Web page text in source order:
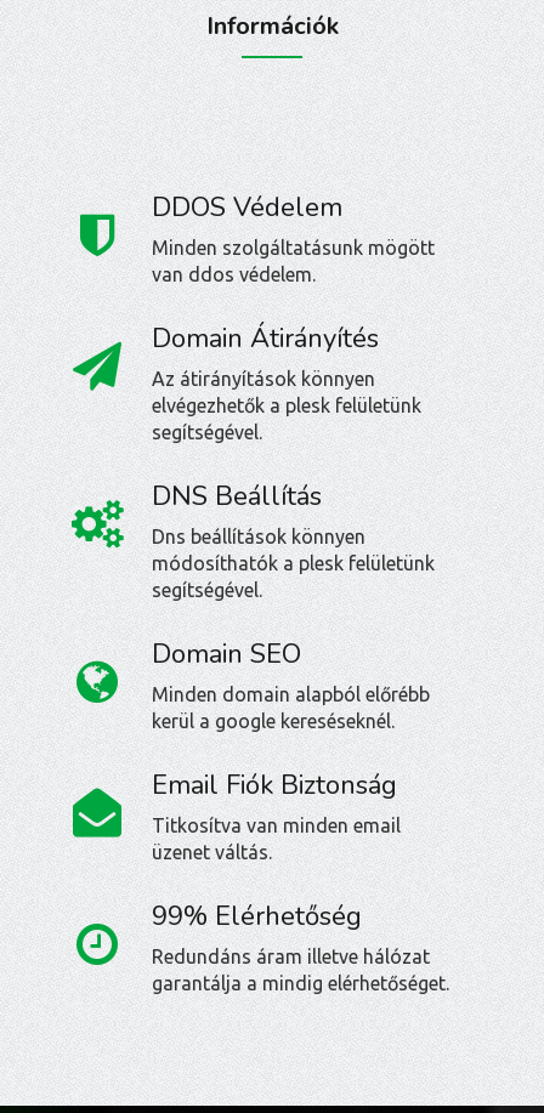
Információk
DDOS Védelem
Minden szolgáltatásunk mögött
van ddos védelem.
Domain Átirányítés
Az átirányítások könnyen
elvégezhetők a plesk felületünk
segítségével.
DNS Beállítás
Dns beállítások könnyen
módosíthatók a plesk felületünk
segítségével.
Domain SEO
Minden domain alapból előrébb
kerül a google kereséseknél.
Email Fiók Biztonság
Titkosítva van minden email
üzenet váltás.
99% Elérhetőség
Redundáns áram illetve hálózat
garantálja a mindig elérhetőséget.